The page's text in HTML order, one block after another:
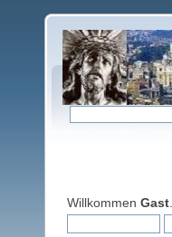
Willkommen Gast